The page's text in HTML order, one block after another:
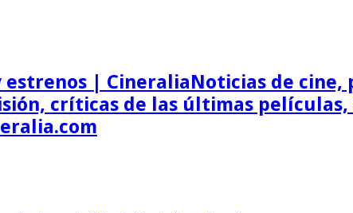
Noticias de cine,
críticas de las últimas